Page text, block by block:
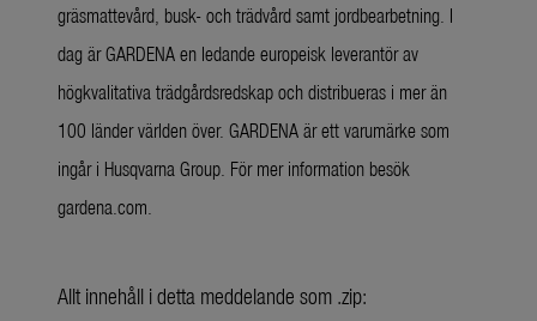
gräsmattevård, busk- och trädvård samt jordbearbetning. I
dag är GARDENA en ledande europeisk leverantör av
högkvalitativa trädgårdsredskap och distribueras i mer än
100 länder världen över. GARDENA är ett varumärke som
ingår i Husqvarna Group. För mer information besök
gardena.com.
Allt innehåll i detta meddelande som .zip: